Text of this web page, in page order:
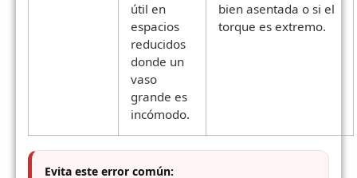
útil en
espacios
reducidos
donde un
vaso
grande es
incómodo.
bien asentada o si el
torque es extremo.
Evita este error común: